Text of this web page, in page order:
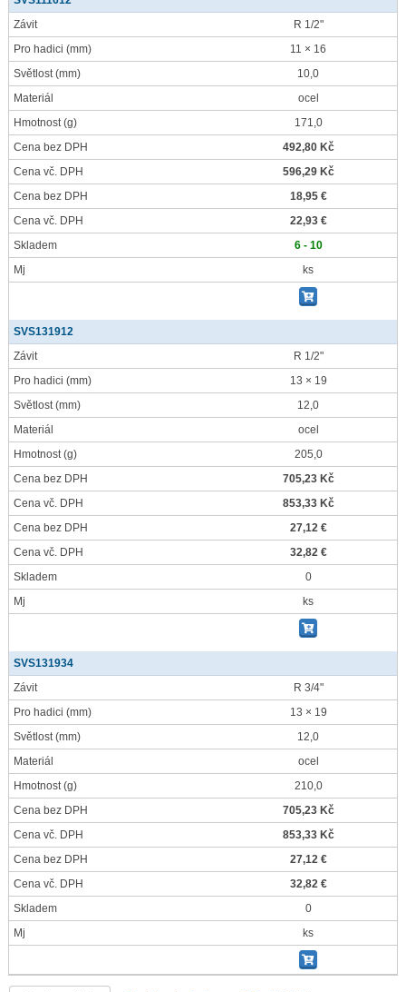
Závit
R 1/2"
Pro hadici (mm)
11 × 16
Světlost(mm)
10,0
Materiál
ocel
Hmotnost(g)
171,0
Cena bez DPH
492,80 Kč
Cena vč. DPH
596,29 Kč
Cena bez DPH
18,95 €
Cena vč. DPH
22,93 €
Skladem
6 - 10
Mj
ks
SVS131912
Závit
R 1/2"
Pro hadici (mm)
13 × 19
Světlost(mm)
12,0
Materiál
ocel
Hmotnost(g)
205,0
Cena bez DPH
705,23 Kč
Cena vč. DPH
853,33 Kč
Cena bez DPH
27,12 €
Cena vč. DPH
32,82 €
Skladem
0
Mj
ks
SVS131934
Závit
R 3/4"
Pro hadici (mm)
13 × 19
Světlost(mm)
12,0
Materiál
ocel
Hmotnost(g)
210,0
Cena bez DPH
705,23 Kč
Cena vč. DPH
853,33 Kč
Cena bez DPH
27,12 €
Cena vč. DPH
32,82 €
Skladem
0
Mj
ks